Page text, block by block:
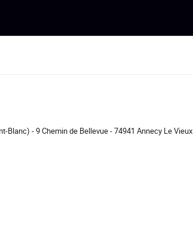
Blanc) - 9 Chemin de Bellevue - 74941 Annecy Le Vieux